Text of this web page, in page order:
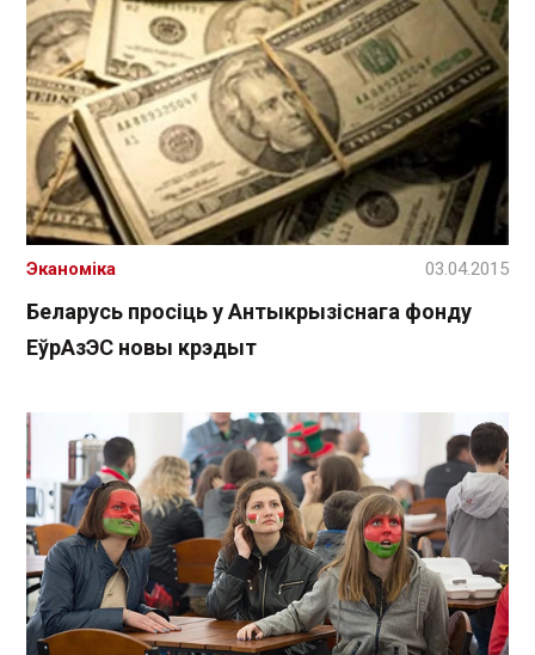
Беларусь просіць у Антыкрызіснага фонду
ЕўрАзЭС новы крэдыт
Эканоміка 03.04.2015